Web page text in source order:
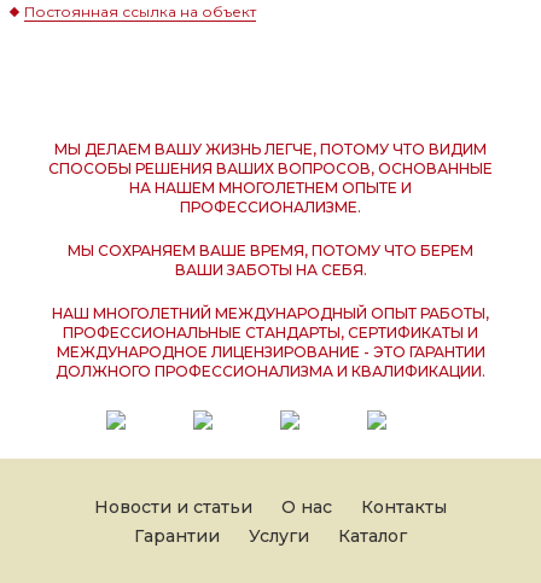
Постоянная ссылка на объект
МЫ ДЕЛАЕМ ВАШУ ЖИЗНЬ ЛЕГЧЕ, ПОТОМУ ЧТО ВИДИМ
СПОСОБЫ РЕШЕНИЯ ВАШИХ ВОПРОСОВ, ОСНОВАННЫЕ
НА НАШЕМ МНОГОЛЕТНЕМ ОПЫТЕ И
ПРОФЕССИОНАЛИЗМЕ.
МЫ СОХРАНЯЕМ ВАШЕ ВРЕМЯ, ПОТОМУ ЧТО БЕРЕМ
ВАШИ ЗАБОТЫ НА СЕБЯ.
НАШ МНОГОЛЕТНИЙ МЕЖДУНАРОДНЫЙ ОПЫТ РАБОТЫ,
ПРОФЕССИОНАЛЬНЫЕ СТАНДАРТЫ, СЕРТИФИКАТЫ И
МЕЖДУНАРОДНОЕ ЛИЦЕНЗИРОВАНИЕ - ЭТО ГАРАНТИИ
ДОЛЖНОГО ПРОФЕССИОНАЛИЗМА И КВАЛИФИКАЦИИ.
Новости и статьи О нас
Контакты
Гарантии
Услуги Каталог